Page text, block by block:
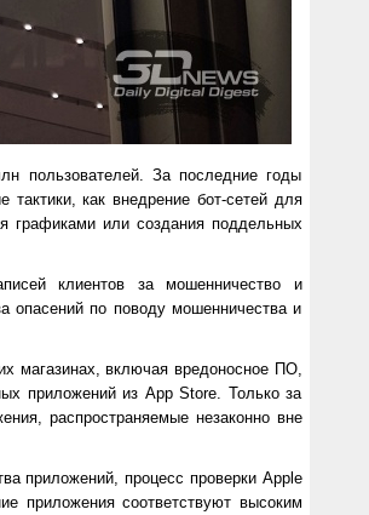
пользователей. За последние годы
как внедрение бот-сетей для
графиками или создания поддельных
клиентов за мошенничество и
опасений по поводу мошенничества и
магазинах, включая вредоносное ПО,
приложений из App Store. Только за
распространяемые незаконно вне
приложений, процесс проверки Apple
приложения соответствуют высоким